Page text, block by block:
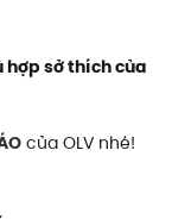
hợp sở thích của
của OLV nhé!